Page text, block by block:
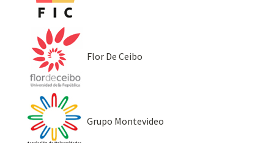
Flor De Ceibo
Grupo Montevideo